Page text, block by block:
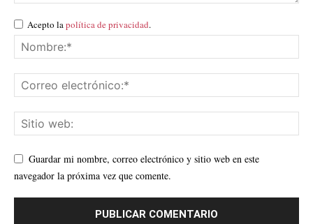
Acepto lapolítica de privacidad.
Guardar mi nombre, correo electrónico y sitio web en este
navegador la próxima vez que comente.